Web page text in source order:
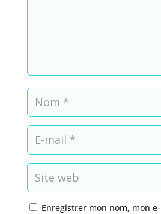
Enregistrer mon nom, mon